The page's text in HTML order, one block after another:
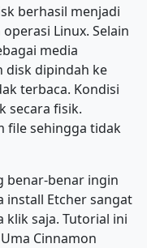
berhasil menjadi
Linux. Selain
media
disk dipindah ke
terbaca. Kondisi
secara fisik.
file sehingga tidak
benar-benar ingin
install Etcher sangat
saja. Tutorial ini
Cinnamon